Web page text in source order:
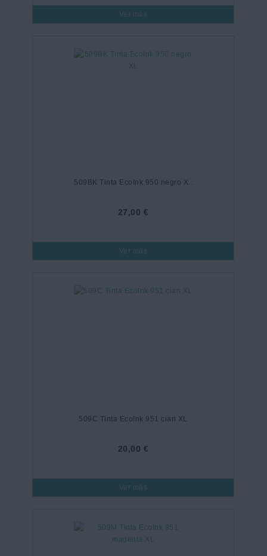
Ver más
509BK Tinta EcoInk 950 negro X..
27,00 €
Ver más
509C Tinta EcoInk 951 cian XL
20,00 €
Ver más